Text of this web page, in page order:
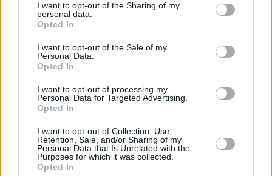
I want to opt-out of the Sharing of my
personal data.
Opted In
I want to opt-out of the Sale of my
Personal Data.
Opted In
I want to opt-out of processing my
Personal Data for Targeted Advertising.
Opted In
I want to opt-out of Collection, Use,
Retention, Sale, and/or Sharing of my
Personal Data that Is Unrelated with the
Purposes for which it was collected.
Opted In
Τσιμτσιλή για Καινούργιου:«Χαίρομαι που το
είπε δημόσια,εμείς το ξέραμε»
Ραγδαία αλλαγή του καιρού: Ανατροπή με τις
χιονοπτώσεις – Ποια μέρα πέφτει η
θερμοκρασία